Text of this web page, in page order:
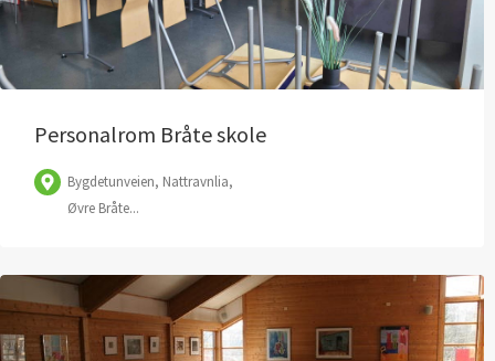
Personalrom Bråte skole
Bygdetunveien, Nattravnlia,
Øvre Bråte...